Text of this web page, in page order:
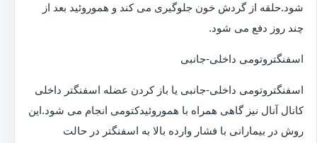
شود.حلقه از گردش خون جلوگیری می کند و هموروئید بعد از
چند روز دفع می شود.
اسفنگتروتومی داخلی-جانبی
اسفنگتروتومی داخلی-جانبی یا باز کردن عضله اسفنگتر داخلی
کانال آنال نیز گاهی همراه با هموروئیدکتومی انجام می شود.این
روش در بیمارانی با فشار وارده بالا به اسفنگتر در حالت